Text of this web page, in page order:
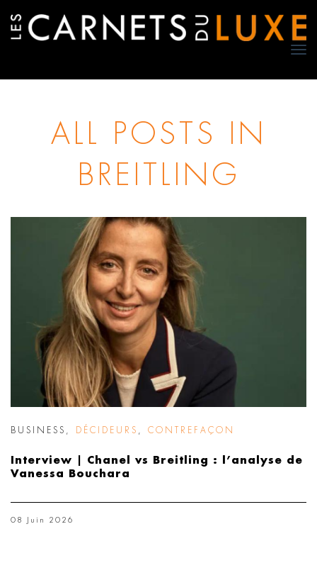
ALL POSTS IN
BREITLING
BUSINESS DÉCIDEURS CONTREFAÇON
Interview | Chanel vs Breitling : l’analyse de
Vanessa Bouchara
08 Juin 2026